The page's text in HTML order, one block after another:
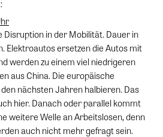
Disruption in der Mobilität. Dauer in
Elektroautos ersetzen die Autos mit
werden zu einem viel niedrigeren
aus China. Die europäische
nächsten Jahren halbieren. Das
hier. Danach oder parallel kommt
weitere Welle an Arbeitslosen, denn
auch nicht mehr gefragt sein.